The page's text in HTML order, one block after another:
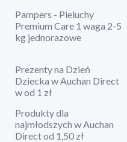
Pampers - Pieluchy
Premium Care 1 waga 2-5
kg jednorazowe
Prezenty na Dzień
Dziecka w Auchan Direct
w od 1 zł
Produkty dla
najmłodszych w Auchan
Direct od 1,50 zł